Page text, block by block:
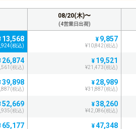
08/20(木)〜
(4営業日出荷)
13,568
税込)
¥ 9,857
¥10,842(税込)
26,874
税込)
¥ 19,521
¥21,473(税込)
39,898
税込)
¥ 28,989
¥31,887(税込)
52,669
税込)
¥38,260
¥42,086(税込)
65,177 ¥47,348